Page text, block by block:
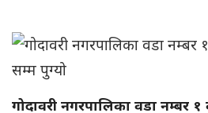
गोदावरी नगरपालिका वडा नम्बर